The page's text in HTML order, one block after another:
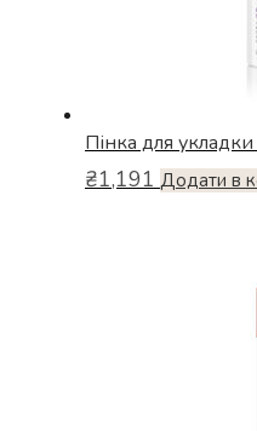
Пінка для
₴1,191 Додати в